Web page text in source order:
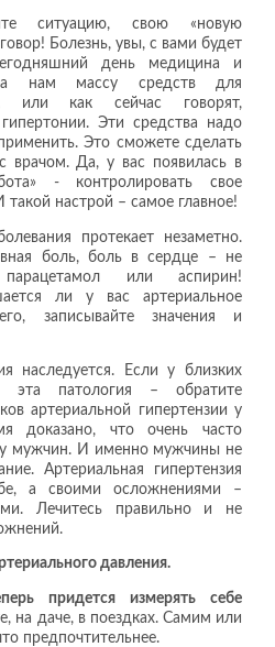
ситуацию, свою «новую
Болезнь, увы, с вами будет
день медицина и
нам массу средств для
или как сейчас говорят,
Эти средства надо
Это сможете сделать
врачом. Да, у вас появилась в
- контролировать свое
такой настрой – самое главное!
протекает незаметно.
боль, боль в сердце – не
или аспирин!
ли у вас артериальное
записывайте значения и
наследуется. Если у близких
эта патология – обратите
артериальной гипертензии у
доказано, что очень часто
у мужчин. И именно мужчины не
Артериальная гипертензия
а своими осложнениями –
Лечитесь правильно и не
давления.
придется измерять себе
на даче, в поездках. Самим или
предпочтительнее.